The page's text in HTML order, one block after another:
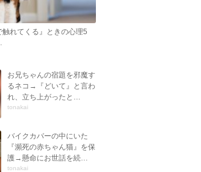
れてくる』ときの心理5
お兄ちゃんの宿題を邪魔す
るネコ→『どいて』と言わ
れ、立ち上がったと…
tonakai
バイクカバーの中にいた
『瀕死の赤ちゃん猫』を保
護→懸命にお世話を続…
tonakai